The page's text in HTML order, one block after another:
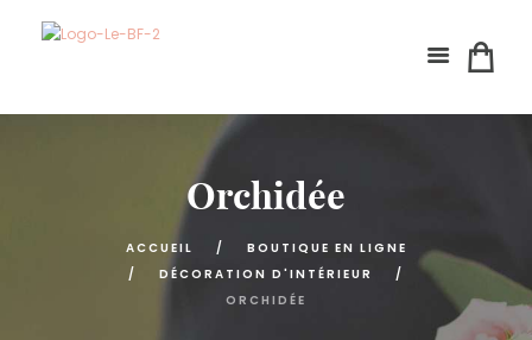
Orchidée
ACCUEIL
BOUTIQUE EN LIGNE
DÉCORATION D'INTÉRIEUR
ORCHIDÉE